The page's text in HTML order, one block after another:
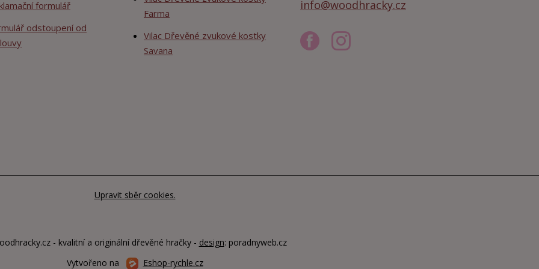
formulář
odstoupení od
Farma
Vilac Dřevěné zvukové kostky
Savana
info@woodhracky.cz
Upravit sběr cookies.
- kvalitní a originální dřevěné hračky - design: poradnyweb.cz
Vytvořeno na
Eshop-rychle.cz